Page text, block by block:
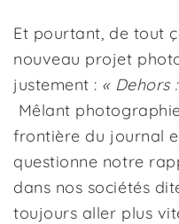
Et pourtant, de tout
nouveau projet
justement : « Dehors
Mêlant
frontière du journal
questionne notre
dans nos sociétés
toujours aller plus